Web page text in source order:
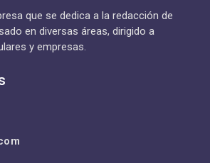
que se dedica a la redacción de
en diversas áreas, dirigido a
y empresas.